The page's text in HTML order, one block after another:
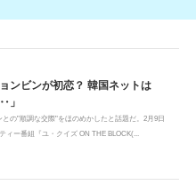
ンビンが初恋？ 韓国ネットは
」
の"順調な交際"をほのめかしたと話題だ。2月9日
ィー番組『ユ・クイズ ON THE BLOCK(...